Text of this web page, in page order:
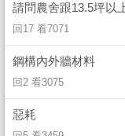
請問農舍跟13.5坪以
回17 看7071
鋼構內外牆材料
回2 看3075
惡耗